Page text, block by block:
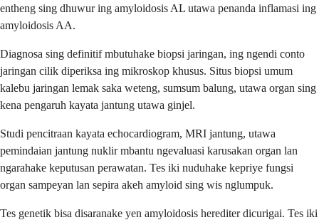
entheng sing dhuwur ing amyloidosis AL utawa penanda inflamasi ing
amyloidosis AA.
Diagnosa sing definitif mbutuhake biopsi jaringan, ing ngendi conto
jaringan cilik diperiksa ing mikroskop khusus. Situs biopsi umum
kalebu jaringan lemak saka weteng, sumsum balung, utawa organ sing
kena pengaruh kayata jantung utawa ginjel.
Studi pencitraan kayata echocardiogram, MRI jantung, utawa
pemindaian jantung nuklir mbantu ngevaluasi karusakan organ lan
ngarahake keputusan perawatan. Tes iki nuduhake kepriye fungsi
organ sampeyan lan sepira akeh amyloid sing wis nglumpuk.
Tes genetik bisa disaranake yen amyloidosis herediter dicurigai. Tes iki